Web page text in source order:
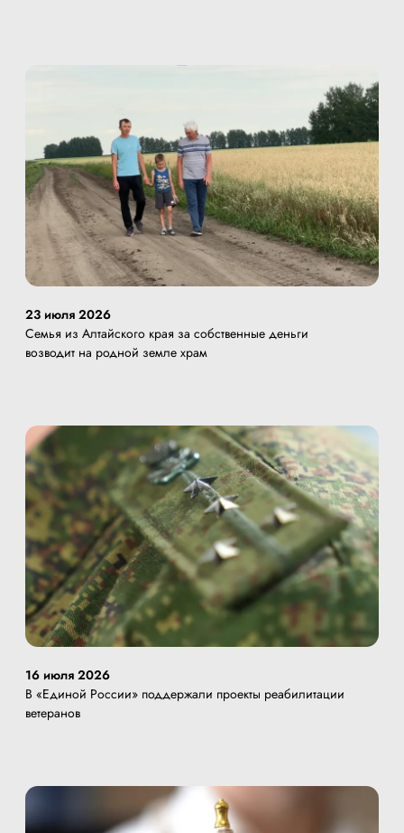
23 июля 2026
Семья из Алтайского края за собственные деньги
возводит на родной земле храм
16 июля 2026
В «Единой России» поддержали проекты реабилитации
ветеранов